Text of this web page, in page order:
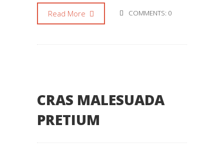
Read More COMMENTS: 0
CRAS MALESUADA
PRETIUM